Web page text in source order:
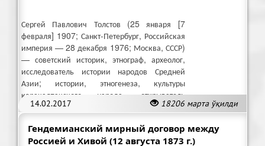
14.02.2017 18206 марта ўқилди
Сергей Павлович Толстов (25 января [7
февраля] 1907; Санкт-Петербург, Российская
империя — 28 декабря 1976; Москва, СССР)
— советский историк, этнограф, археолог,
исследователь истории народов Средней
Азии; истории, этногенеза, культуры
каракалпакского народа, открыватель
древнехорезмийской цивилизации.
Гендемианский мирный договор между
Россией и Хивой (12 августа 1873 г.)